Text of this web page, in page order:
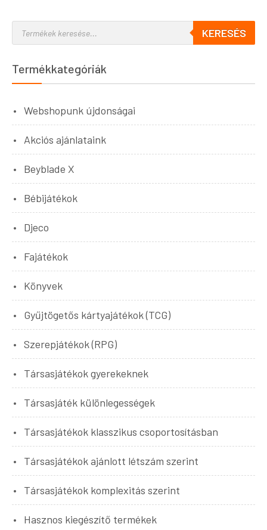
KERESÉS
Termékkategóriák
Webshopunk újdonságai
Akciós ajánlataink
Beyblade X
Bébijátékok
Djeco
Fajátékok
Könyvek
Gyűjtögetős kártyajátékok (TCG)
Szerepjátékok (RPG)
Társasjátékok gyerekeknek
Társasjáték különlegességek
Társasjátékok klasszikus csoportosításban
Társasjátékok ajánlott létszám szerint
Társasjátékok komplexitás szerint
Hasznos kiegészítő termékek